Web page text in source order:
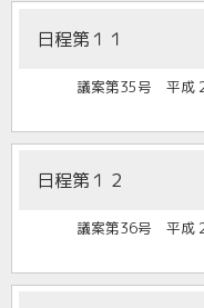
日程第１１
議案第35号 平成
日程第１２
議案第36号 平成